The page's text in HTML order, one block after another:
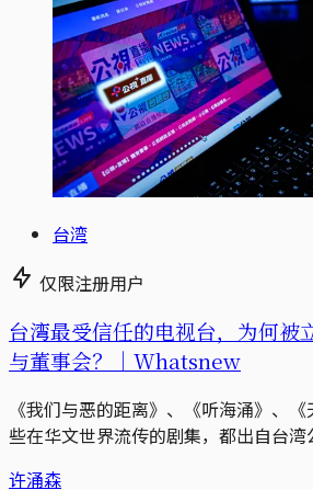
台湾
仅限注册用户
台湾最受信任的电视台，为何被
与董事会？｜Whatsnew
《我们与恶的距离》、《听海涌》、
些在华文世界流传的剧集，都出自台湾
许涌森